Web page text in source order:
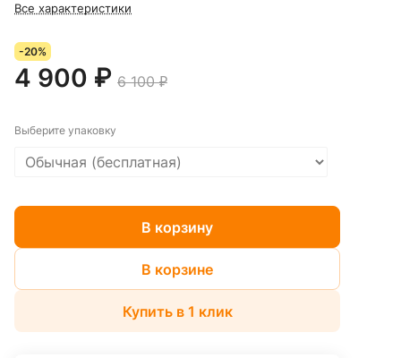
Все характеристики
-20%
4 900 ₽ 6 100 ₽
Выберите упаковку
В корзину
В корзине
Купить в 1 клик